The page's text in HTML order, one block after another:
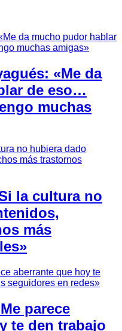
«Me da
de eso…
muchas
la cultura no
más
parece
te den trabajo